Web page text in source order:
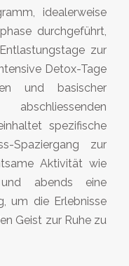
idealerweise
durchgeführt,
zur
Detox-Tage
und basischer
spezifische
Spaziergang zur
Aktivität wie
und abends eine
um die Erlebnisse
Geist zur Ruhe zu